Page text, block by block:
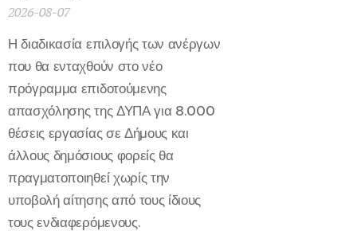
2026-08-07
Η διαδικασία επιλογής των ανέργων
που θα ενταχθούν στο νέο
πρόγραμμα επιδοτούμενης
απασχόλησης της ΔΥΠΑ για 8.000
θέσεις εργασίας σε Δήμους και
άλλους δημόσιους φορείς θα
πραγματοποιηθεί χωρίς την
υποβολή αίτησης από τους ίδιους
τους ενδιαφερόμενους.